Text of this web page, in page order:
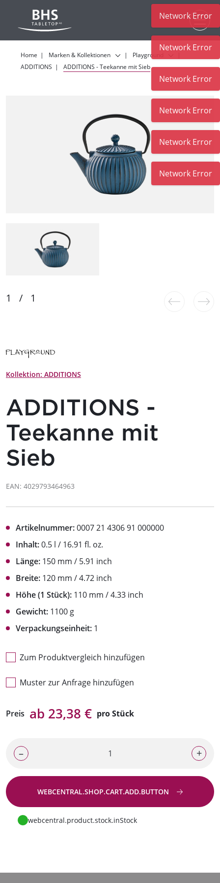
Home Marken & Kollektionen
Playground
ADDITIONS
ADDITIONS - Teekanne mit Sieb
Kollektion: ADDITIONS
ADDITIONS -
Teekanne mit
Sieb
EAN: 4029793464963
Artikelnummer:0007 21 4306 91 000000
Inhalt:0.5 l / 16.91 fl. oz.
Länge: 150 mm / 5.91 inch
Breite: 120 mm / 4.72 inch
Höhe (1 Stück): 110 mm / 4.33 inch
Gewicht: 1100 g
Verpackungseinheit: 1
Zum Produktvergleich hinzufügen
Muster zur Anfrage hinzufügen
Preis ab 23,38 € pro Stück
– +
WEBCENTRAL.SHOP.CART.ADD.BUTTON
Zur Anfrage
webcentral.product.stock.inStock
Network Error
Network Error
Network Error
Network Error
Network Error
Network Error